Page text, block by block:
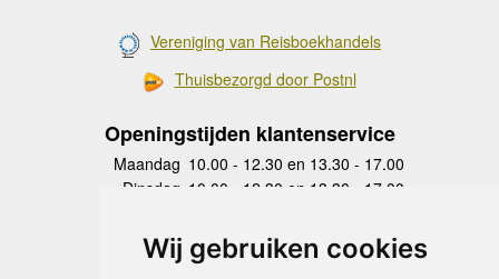
Wij gebruiken cookies
Vereniging van Reisboekhandels
Thuisbezorgd door Postnl
Openingstijden klantenservice
Maandag 10.00 - 12.30 en 13.30 - 17.00
Dinsdag 10.00 - 12.30 en 13.30 - 17.00
Donderdag
10.00 - 12.30 en 13.30 - 17.00
Vrijdag 10.00 - 12.30 en 13.30 - 17.00